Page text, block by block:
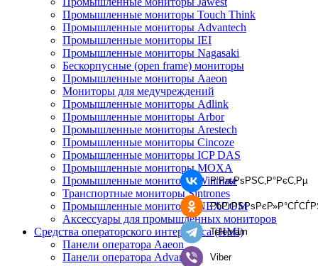
Промышленные мониторы Touch Think
Промышленные мониторы Advantech
Промышленные мониторы IEI
Промышленные мониторы Nagasaki
Бескорпусные (open frame) мониторы
Промышленные мониторы Aaeon
Мониторы для медучреждений
Промышленные мониторы Adlink
Промышленные мониторы Arbor
Промышленные мониторы Arestech
Промышленные мониторы Cincoze
Промышленные мониторы ICP DAS
Промышленные мониторы MOXA
Промышленные мониторы Winmate
Транспортные мониторы Sintrones
Промышленные мониторы NEXCOM
Аксессуары для промышленных мониторов
Средства операторского интерфейса (HMI)
Панели оператора Aaeon
Панели оператора Advantech
Р’РљРѕРЅС‚Р°РєС‚Рµ
Telegram
Viber